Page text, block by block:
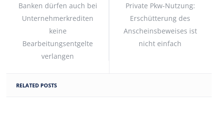
Banken dürfen auch bei
Unternehmerkrediten
keine
Bearbeitungsentgelte
verlangen
Private Pkw-Nutzung:
Erschütterung des
Anscheinsbeweises ist
nicht einfach
RELATED POSTS